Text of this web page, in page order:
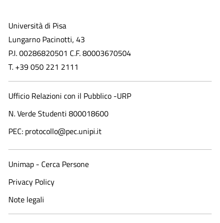
Università di Pisa
Lungarno Pacinotti, 43
P.I. 00286820501 C.F. 80003670504
T. +39 050 221 2111
Ufficio Relazioni con il Pubblico -URP
N. Verde Studenti 800018600​
PEC: protocollo@pec.unipi.it
Unimap - Cerca Persone
Privacy Policy
Note legali